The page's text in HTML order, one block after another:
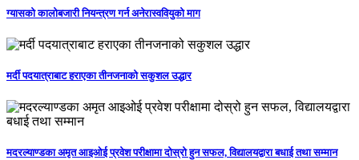
ग्यासको कालोबजारी नियन्त्रण गर्न अनेरास्ववियुको माग
मर्दी पदयात्राबाट हराएका तीनजनाको सकुशल उद्धार
मदरल्याण्डका अमृत आइओई प्रवेश परीक्षामा दोस्रो हुन सफल, विद्यालयद्वारा बधाई तथा सम्मान